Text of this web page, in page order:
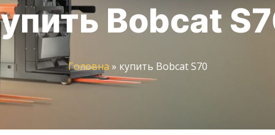
Bobcat
Головна » купить Bobcat S70